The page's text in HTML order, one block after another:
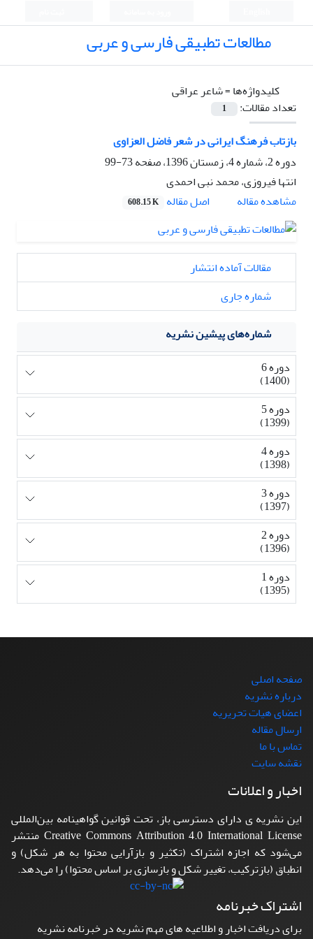
مطالعات تطبیقی فارسی و عربی
کلیدواژه‌ها =شاعر عراقی
تعداد مقالات:
1
بازتاب فرهنگ ایرانی در شعر فاضل العزاوی
دوره 2، شماره 4، زمستان 1396، صفحه
73-99
انتها فیروزی، محمد نبی احمدی
مشاهده مقاله
اصل مقاله 608.15 K
مقالات آماده انتشار
شماره جاری
شماره‌های پیشین نشریه
دوره 6
(1400)
دوره 5
(1399)
دوره 4
(1398)
دوره 3
(1397)
دوره 2
(1396)
دوره 1
(1395)
صفحه اصلی
درباره نشریه
اعضای هیات تحریریه
ارسال مقاله
تماس با ما
نقشه سایت
اخبار و اعلانات
این نشریه ی دارای دسترسی باز، تحت قوانین گواهینامه بین‌المللی
Creative Commons Attribution 4.0 International License منتشر
می‌شود که اجازه اشتراک (تکثیر و بازآرایی محتوا به هر شکل) و
انطباق (بازترکیب، تغییر شکل و بازسازی بر اساس محتوا) را می‌دهد.
اشتراک خبرنامه
برای دریافت اخبار و اطلاعیه های مهم نشریه در خبرنامه نشریه